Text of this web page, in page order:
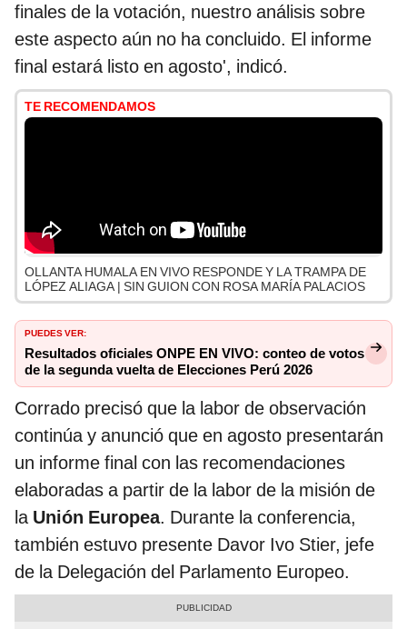
finales de la votación, nuestro análisis sobre
este aspecto aún no ha concluido. El informe
final estará listo en agosto', indicó.
TE RECOMENDAMOS
OLLANTA HUMALA EN VIVO RESPONDE Y LA TRAMPA DE
LÓPEZ ALIAGA | SIN GUION CON ROSA MARÍA PALACIOS
PUEDES VER:
Resultados oficiales ONPE EN VIVO: conteo de votos
de la segunda vuelta de Elecciones Perú 2026
Corrado precisó que la labor de observación
continúa y anunció que en agosto presentarán
un informe final con las recomendaciones
elaboradas a partir de la labor de la misión de
la Unión Europea. Durante la conferencia,
también estuvo presente Davor Ivo Stier, jefe
de la Delegación del Parlamento Europeo.